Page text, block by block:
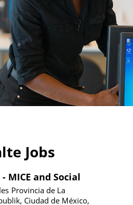
Jobs
MICE and Social
Provincia de La
Ciudad de México,